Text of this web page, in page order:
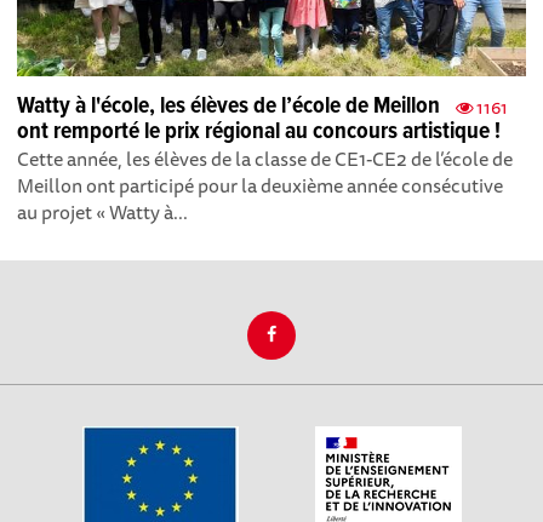
1161
Watty à l'école, les élèves de l’école de Meillon
ont remporté le prix régional au concours artistique !
Cette année, les élèves de la classe de CE1-CE2 de l’école de
Meillon ont participé pour la deuxième année consécutive
au projet « Watty à...